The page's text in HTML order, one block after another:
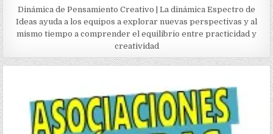
Dinámica de Pensamiento Creativo | La dinámica Espectro de
Ideas ayuda a los equipos a explorar nuevas perspectivas y al
mismo tiempo a comprender el equilibrio entre practicidad y
creatividad